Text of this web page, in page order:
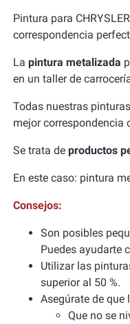
Pintura para
correspondencia
La pintura metalizada
en un taller de
Todas nuestras
mejor
Se trata de productos
En este caso: pintura
Consejos:
Son posibles
Puedes ayudarte
Utilizar las
superior al 50 %.
Asegúrate de que
Que no se